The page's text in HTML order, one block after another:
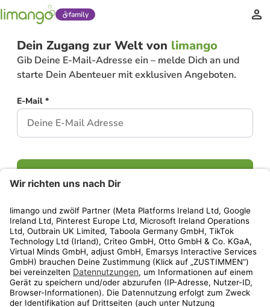
family
Dein Zugang zur Welt von limango
Gib Deine E-Mail-Adresse ein – melde Dich an und
starte Dein Abenteuer mit exklusiven Angeboten.
E-Mail *
Weiter
Privatsphäre-EinstellungenAGBDatenschutzCompliance
GeschenkgutscheinbedingungenImpressumHelp Center